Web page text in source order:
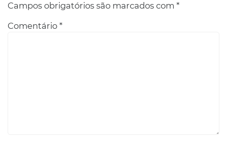
Campos obrigatórios são marcados com *
Comentário *